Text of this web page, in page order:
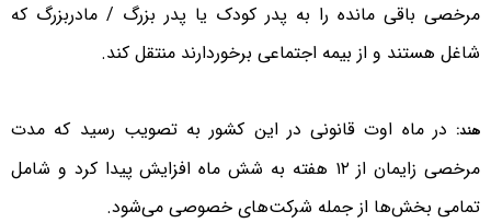
مرخصی باقی مانده را به پدر کودک یا پدر بزرگ / مادربزرگ که
شاغل هستند و از بیمه اجتماعی برخوردارند منتقل کند.
هند: در ماه اوت قانونی در این کشور به تصویب رسید که مدت
مرخصی زایمان از ۱۲ هفته به شش ماه افزایش پیدا کرد و شامل
تمامی بخش‌ها از جمله شرکت‌های خصوصی می‌شود.